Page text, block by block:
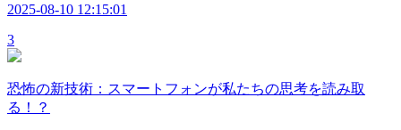
2025-08-10 12:15:01
3
恐怖の新技術：スマートフォンが私たちの思考を読み取
る！？